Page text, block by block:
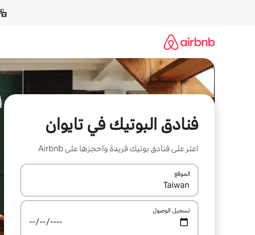
فنادق البوتيك في تايوان
اعثر على فنادق بوتيك فريدة واحجزها على Airbnb
الموقع
عند توفر النتائج، انتقل باستخدام السهمين لأعلى ولأسفل أو
تسجيل الوصول